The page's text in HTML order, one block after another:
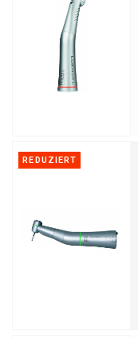
REDUZIERT